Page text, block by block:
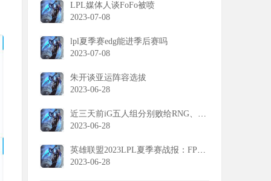
LPL媒体人谈FoFo被喷
2023-07-08
lpl夏季赛edg能进季后赛吗
2023-07-08
朱开谈亚运阵容选拔
2023-06-28
近三天前iG五人组分别败给RNG、EDG、WE、FPX
2023-06-28
英雄联盟2023LPL夏季赛战报：FPX下克上击败WBG
2023-06-28